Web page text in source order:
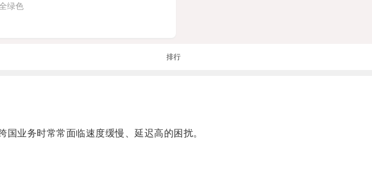
绿色
排行
业务时常常面临速度缓慢、延迟高的困扰。